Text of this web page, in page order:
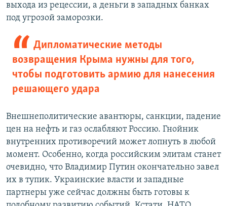
выхода из рецессии, а деньги в западных банках
под угрозой заморозки.
Дипломатические методы
возвращения Крыма нужны для того,
чтобы подготовить армию для нанесения
решающего удара
Внешнеполитические авантюры, санкции, падение
цен на нефть и газ ослабляют Россию. Гнойник
внутренних противоречий может лопнуть в любой
момент. Особенно, когда российским элитам станет
очевидно, что Владимир Путин окончательно завел
их в тупик. Украинские власти и западные
партнеры уже сейчас должны быть готовы к